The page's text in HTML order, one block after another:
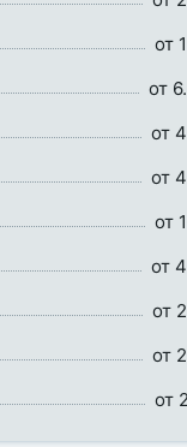
от
от
от
от
от
от
от
от
от